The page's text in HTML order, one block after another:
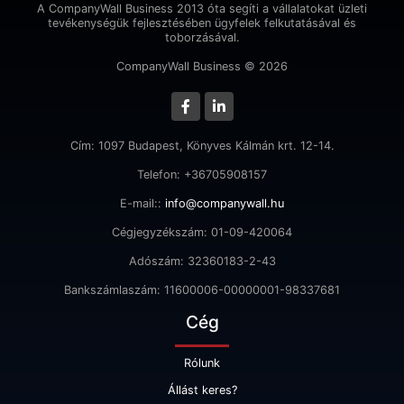
A CompanyWall Business 2013 óta segíti a vállalatokat üzleti
tevékenységük fejlesztésében ügyfelek felkutatásával és
toborzásával.
CompanyWall Business © 2026
Cím: 1097 Budapest, Könyves Kálmán krt. 12-14.
Telefon: +36705908157
E-mail:: info@companywall.hu
Cégjegyzékszám: 01-09-420064
Adószám: 32360183-2-43
Bankszámlaszám: 11600006-00000001-98337681
Cég
Rólunk
Állást keres?